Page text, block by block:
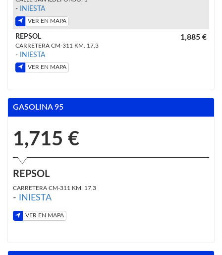
- INIESTA
VER EN MAPA
REPSOL
CARRETERA CM-311 KM. 17,3
- INIESTA
VER EN MAPA
1,885 €
GASOLINA 95
1,715 €
REPSOL
CARRETERA CM-311 KM. 17,3
- INIESTA
VER EN MAPA